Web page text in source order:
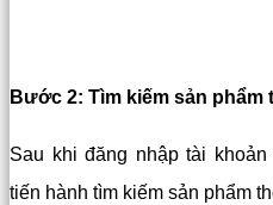
Bước 2: Tìm kiếm sản phẩm
Sau khi đăng nhập tài
tiến hành tìm kiếm sản phẩm